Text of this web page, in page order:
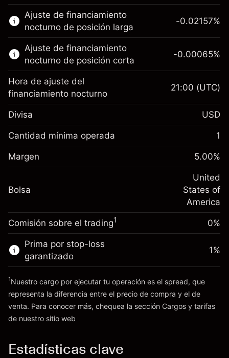
Este mercado financiero está disponible para
hacer trading con CFD.
Obtén más información sobre:
CFD
Ajuste de financiamiento
nocturno de posición larga
$1,000.00
Ajuste de financiamiento
nocturno
Cargos por el valor total de la
posición
%
(-$4.31)
Tamaño de la operación con apalancamiento
~$20,000.00
$19,000.00
Ir a la plataforma
-0.02157%
Ajuste de financiamiento
nocturno de posición corta
Margen. Tu inversión
$1,000.00
Ajuste de financiamiento
-0.000654
%
(-$0.13)
Tamaño de la operación con apalancamiento
~$20,000.00
Dinero del apalancamiento ~ $
-0.00065%
Hora de ajuste del
financiamiento nocturno
21:00 (UTC)
Divisa USD
Cantidad mínima operada 1
Margen 5.00%
Bolsa
United
States of
America
Comisión sobre el trading1 0%
Prima por stop-loss
garantizado
Cargos
1%
1Nuestro cargo por ejecutar tu operación es el spread, que
representa la diferencia entre el precio de compra y el de
venta. Para conocer más, chequea la sección Cargos y tarifas
de nuestro sitio web
Estadísticas clave